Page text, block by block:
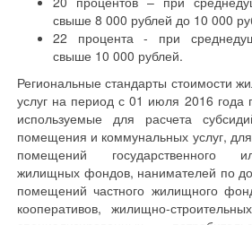
свыше 8 000 рублей до 10 000
22 процента - при
свыше 10 000 рублей.
Региональные стандарты стоимости
услуг на период с 01 июля 2016 года
используемые для расчета
помещения и коммунальных услуг,
помещений государственного
жилищных фондов, нанимателей по
помещений частного жилищного
кооперативов, жилищно-